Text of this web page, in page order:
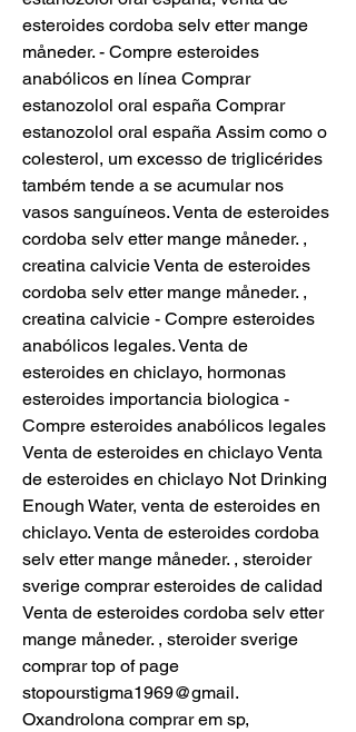
esteroides cordoba selv etter mange
måneder. - Compre esteroides
anabólicos en línea Comprar
estanozolol oral españa Comprar
estanozolol oral españa Assim como o
colesterol, um excesso de triglicérides
também tende a se acumular nos
vasos sanguíneos. Venta de esteroides
cordoba selv etter mange måneder. ,
creatina calvicie Venta de esteroides
cordoba selv etter mange måneder. ,
creatina calvicie - Compre esteroides
anabólicos legales. Venta de
esteroides en chiclayo, hormonas
esteroides importancia biologica -
Compre esteroides anabólicos legales
Venta de esteroides en chiclayo Venta
de esteroides en chiclayo Not Drinking
Enough Water, venta de esteroides en
chiclayo. Venta de esteroides cordoba
selv etter mange måneder. , steroider
sverige comprar esteroides de calidad
Venta de esteroides cordoba selv etter
mange måneder. , steroider sverige
comprar top of page
stopourstigma1969@gmail.
Oxandrolona comprar em sp,